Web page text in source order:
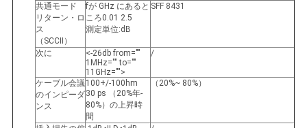
共通モード
リターン・ロ
ス
（SCCII）
fがGHzにあると
ころ0.01 2.5
測定単位:dB
SFF 8431
次に
<-26db from=""
1MHz="" to=""
11GHz="">
/
ケーブル会議
のインピーダ
ンス
100+/-100hm
30 ps （20%年-
80%）の上昇時
間
（20%~ 80%）